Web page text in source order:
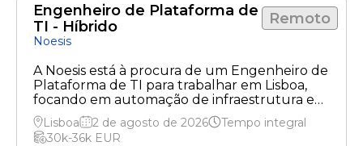
Engenheiro de Plataforma de
TI - Híbrido
Remoto
Noesis
A Noesis está à procura de um Engenheiro de
Plataforma de TI para trabalhar em Lisboa,
focando em automação de infraestrutura e
cloud híbrido.
Lisboa 2 de agosto de 2026
Tempo integral
30k-36k EUR